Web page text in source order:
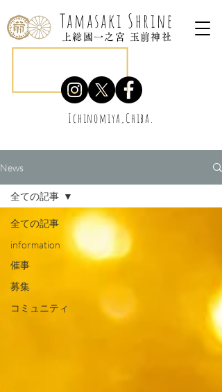
Tamasaki Shrine
上総國一之宮 玉前神社
Ichinomiya,Chiba.
News
全ての記事
information
催事
募集
コミュニティ
全ての記事